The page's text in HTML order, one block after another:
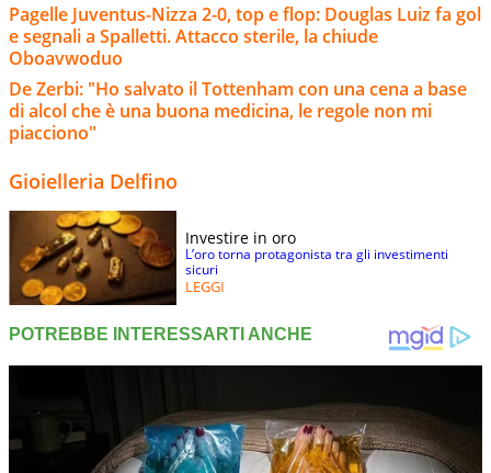
Pagelle Juventus-Nizza 2-0, top e flop: Douglas Luiz fa gol
e segnali a Spalletti. Attacco sterile, la chiude
Oboavwoduo
De Zerbi: "Ho salvato il Tottenham con una cena a base
di alcol che è una buona medicina, le regole non mi
piacciono"
Gioielleria Delfino
Investire in oro
L’oro torna protagonista tra gli investimenti
sicuri
LEGGI